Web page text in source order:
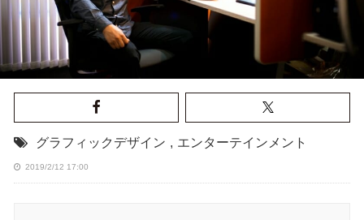
グラフィックデザイン , エンターテインメント
2019/2/12 17:00